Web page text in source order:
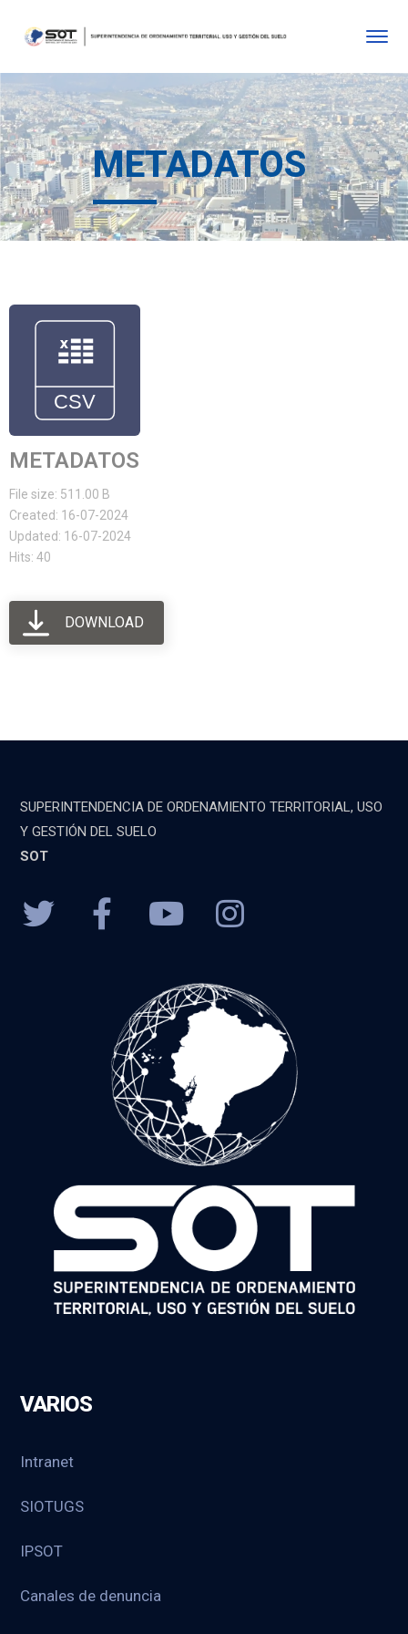
METADATOS
METADATOS
File size: 511.00 B
Created: 16-07-2024
Updated: 16-07-2024
Hits: 40
DOWNLOAD
SUPERINTENDENCIA DE ORDENAMIENTO TERRITORIAL, USO
Y GESTIÓN DEL SUELO
SOT
VARIOS
Intranet
SIOTUGS
IPSOT
Canales de denuncia